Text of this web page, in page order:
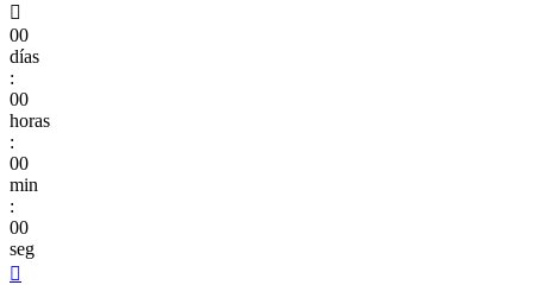

00
días
:
00
horas
:
00
min
:
00
seg
